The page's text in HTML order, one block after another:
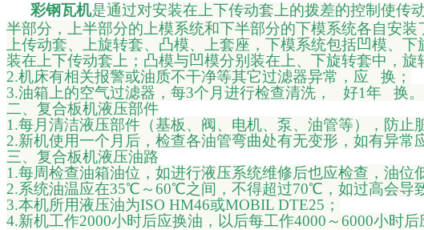
彩钢瓦机是通过对安装在上下传动套上的拨差的控制使传
半部分，上半部分的上模系统和下半部分的下模系统各自安
上传动套、上旋转套、凸模、上套座，下模系统包括凹模、
装在上下传动套上；凸模与凹模分别装在上、下旋转套中，
2.机床有相关报警或油质不干净等其它过滤器异常，应 换；
3.油箱上的空气过滤器，每3个月进行检查清洗， 好1年 换。
二、复合板机液压部件
1.每月清洁液压部件（基板、阀、电机、泵、油管等），防止
2.新机使用一个月后，检查各油管弯曲处有无变形，如有异
三、复合板机液压油路
1.每周检查油箱油位，如进行液压系统维修后也应检查，油位
2.系统油温应在35℃～60℃之间，不得超过70℃，如过高会导
3.本机所用液压油为ISO HM46或MOBIL DTE25；
4.新机工作2000小时后应换油，以后每工作4000～6000小时